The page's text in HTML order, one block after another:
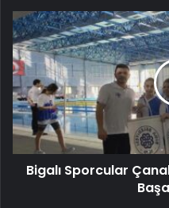
Bigalı Sporcular